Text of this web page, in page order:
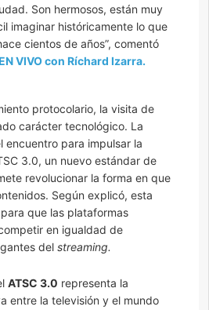
Son hermosos, están muy
imaginar históricamente lo que
cientos de años”, comentó
VIVO con Ríchard Izarra.
protocolario, la visita de
carácter tecnológico. La
encuentro para impulsar la
3.0, un nuevo estándar de
revolucionar la forma en que
Según explicó, esta
que las plataformas
en igualdad de
del streaming.
ATSC 3.0 representa la
entre la televisión y el mundo